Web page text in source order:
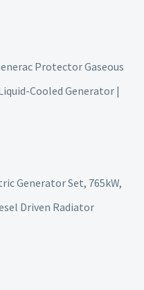
Protector Gaseous
Cooled Generator |
Generator Set, 765kW,
Driven Radiator